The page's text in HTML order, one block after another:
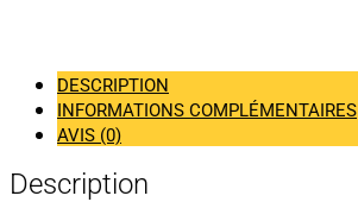
DESCRIPTION
INFORMATIONS COMPLÉMENTAIRES
AVIS (0)
Description